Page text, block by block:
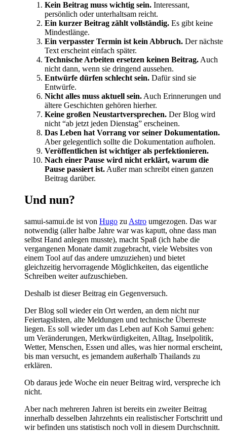
Kein Beitrag muss wichtig sein. Interessant,
persönlich oder unterhaltsam reicht.
Ein kurzer Beitrag zählt vollständig. Es gibt keine
Mindestlänge.
Ein verpasster Termin ist kein Abbruch. Der nächste
Text erscheint einfach später.
Technische Arbeiten ersetzen keinen Beitrag. Auch
nicht dann, wenn sie dringend aussehen.
Entwürfe dürfen schlecht sein. Dafür sind sie
Entwürfe.
Nicht alles muss aktuell sein. Auch Erinnerungen und
ältere Geschichten gehören hierher.
Keine großen Neustartversprechen. Der Blog wird
nicht “ab jetzt jeden Dienstag” erscheinen.
Das Leben hat Vorrang vor seiner Dokumentation.
Aber gelegentlich sollte die Dokumentation aufholen.
Veröffentlichen ist wichtiger als perfektionieren.
Nach einer Pause wird nicht erklärt, warum die
Pause passiert ist. Außer man schreibt einen ganzen
Beitrag darüber.
Und nun?
samui-samui.de ist von Hugo zu Astro umgezogen. Das war
notwendig (aller halbe Jahre war was kaputt, ohne dass man
selbst Hand anlegen musste), macht Spaß (ich habe die
vergangenen Monate damit zugebracht, viele Websites von
einem Tool auf das andere umzuziehen) und bietet
gleichzeitig hervorragende Möglichkeiten, das eigentliche
Schreiben weiter aufzuschieben.
Deshalb ist dieser Beitrag ein Gegenversuch.
Der Blog soll wieder ein Ort werden, an dem nicht nur
Feiertagslisten, alte Meldungen und technische Überreste
liegen. Es soll wieder um das Leben auf Koh Samui gehen:
um Veränderungen, Merkwürdigkeiten, Alltag, Inselpolitik,
Wetter, Menschen, Essen und alles, was hier normal erscheint,
bis man versucht, es jemandem außerhalb Thailands zu
erklären.
Ob daraus jede Woche ein neuer Beitrag wird, verspreche ich
nicht.
Aber nach mehreren Jahren ist bereits ein zweiter Beitrag
innerhalb desselben Jahrzehnts ein realistischer Fortschritt und
wir befinden uns statistisch noch voll in diesem Durchschnitt.